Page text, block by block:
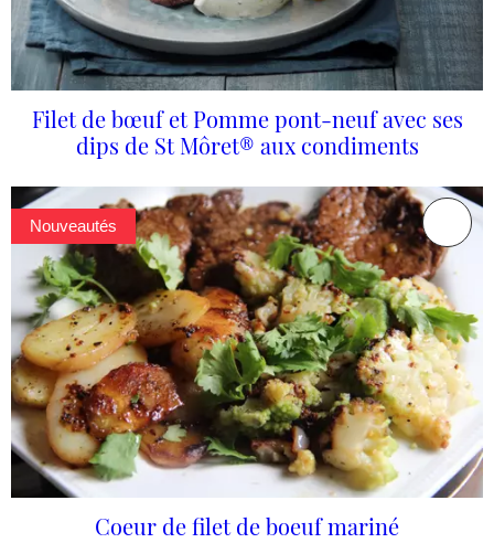
Filet de bœuf et Pomme pont-neuf avec ses
dips de St Môret® aux condiments
Nouveautés
Coeur de filet de boeuf mariné